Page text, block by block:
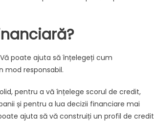
poate ajuta să înțelegeți cum
mod responsabil.
pentru a vă înțelege scorul de credit,
și pentru a lua decizii financiare mai
ajuta să vă construiți un profil de credit